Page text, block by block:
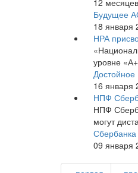
Будущее
18 января
НРА
уровне
16 января
НПФ
НПФ
могут
09 января